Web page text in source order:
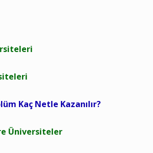
Kaç Netle Kazanılır?
Üniversiteler